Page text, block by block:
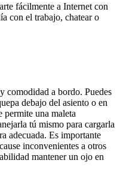
fácilmente a Internet con
con el trabajo, chatear o
comodidad a bordo. Puedes
debajo del asiento o en
permite una maleta
tú mismo para cargarla
adecuada. Es importante
inconvenientes a otros
mantener un ojo en